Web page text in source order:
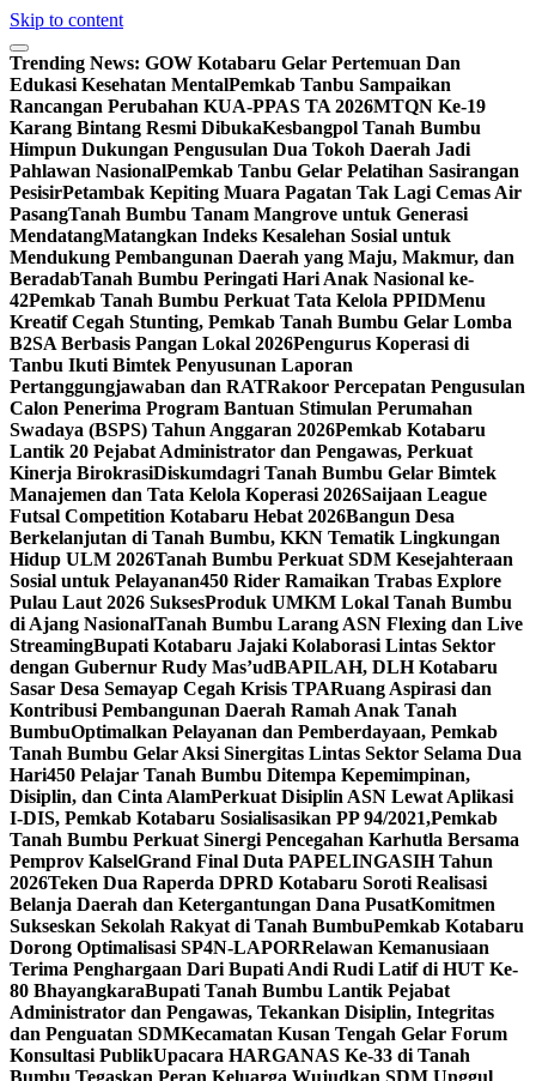
Skip to content
Trending News: GOW Kotabaru Gelar Pertemuan Dan
Edukasi Kesehatan MentalPemkab Tanbu Sampaikan
Rancangan Perubahan KUA-PPAS TA 2026MTQN Ke-19
Karang Bintang Resmi DibukaKesbangpol Tanah Bumbu
Himpun Dukungan Pengusulan Dua Tokoh Daerah Jadi
Pahlawan NasionalPemkab Tanbu Gelar Pelatihan Sasirangan
PesisirPetambak Kepiting Muara Pagatan Tak Lagi Cemas Air
PasangTanah Bumbu Tanam Mangrove untuk Generasi
MendatangMatangkan Indeks Kesalehan Sosial untuk
Mendukung Pembangunan Daerah yang Maju, Makmur, dan
BeradabTanah Bumbu Peringati Hari Anak Nasional ke-
42Pemkab Tanah Bumbu Perkuat Tata Kelola PPIDMenu
Kreatif Cegah Stunting, Pemkab Tanah Bumbu Gelar Lomba
B2SA Berbasis Pangan Lokal 2026Pengurus Koperasi di
Tanbu Ikuti Bimtek Penyusunan Laporan
Pertanggungjawaban dan RATRakoor Percepatan Pengusulan
Calon Penerima Program Bantuan Stimulan Perumahan
Swadaya (BSPS) Tahun Anggaran 2026Pemkab Kotabaru
Lantik 20 Pejabat Administrator dan Pengawas, Perkuat
Kinerja BirokrasiDiskumdagri Tanah Bumbu Gelar Bimtek
Manajemen dan Tata Kelola Koperasi 2026Saijaan League
Futsal Competition Kotabaru Hebat 2026Bangun Desa
Berkelanjutan di Tanah Bumbu, KKN Tematik Lingkungan
Hidup ULM 2026Tanah Bumbu Perkuat SDM Kesejahteraan
Sosial untuk Pelayanan450 Rider Ramaikan Trabas Explore
Pulau Laut 2026 SuksesProduk UMKM Lokal Tanah Bumbu
di Ajang NasionalTanah Bumbu Larang ASN Flexing dan Live
StreamingBupati Kotabaru Jajaki Kolaborasi Lintas Sektor
dengan Gubernur Rudy Mas’udBAPILAH, DLH Kotabaru
Sasar Desa Semayap Cegah Krisis TPARuang Aspirasi dan
Kontribusi Pembangunan Daerah Ramah Anak Tanah
BumbuOptimalkan Pelayanan dan Pemberdayaan, Pemkab
Tanah Bumbu Gelar Aksi Sinergitas Lintas Sektor Selama Dua
Hari450 Pelajar Tanah Bumbu Ditempa Kepemimpinan,
Disiplin, dan Cinta AlamPerkuat Disiplin ASN Lewat Aplikasi
I-DIS, Pemkab Kotabaru Sosialisasikan PP 94/2021,Pemkab
Tanah Bumbu Perkuat Sinergi Pencegahan Karhutla Bersama
Pemprov KalselGrand Final Duta PAPELINGASIH Tahun
2026Teken Dua Raperda DPRD Kotabaru Soroti Realisasi
Belanja Daerah dan Ketergantungan Dana PusatKomitmen
Sukseskan Sekolah Rakyat di Tanah BumbuPemkab Kotabaru
Dorong Optimalisasi SP4N-LAPORRelawan Kemanusiaan
Terima Penghargaan Dari Bupati Andi Rudi Latif di HUT Ke-
80 BhayangkaraBupati Tanah Bumbu Lantik Pejabat
Administrator dan Pengawas, Tekankan Disiplin, Integritas
dan Penguatan SDMKecamatan Kusan Tengah Gelar Forum
Konsultasi PublikUpacara HARGANAS Ke-33 di Tanah
Bumbu Tegaskan Peran Keluarga Wujudkan SDM Unggul